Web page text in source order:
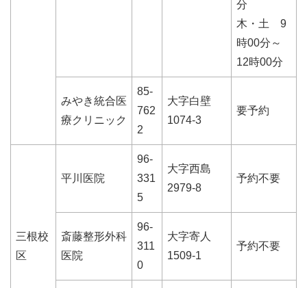
分
木・土 9
時00分～
12時00分
みやき統合医
療クリニック
85-
762
2
大字白壁
1074-3
要予約
三根校
区
平川医院
96-
331
5
大字西島
2979-8
予約不要
斎藤整形外科
医院
96-
311
0
大字寄人
1509-1
予約不要